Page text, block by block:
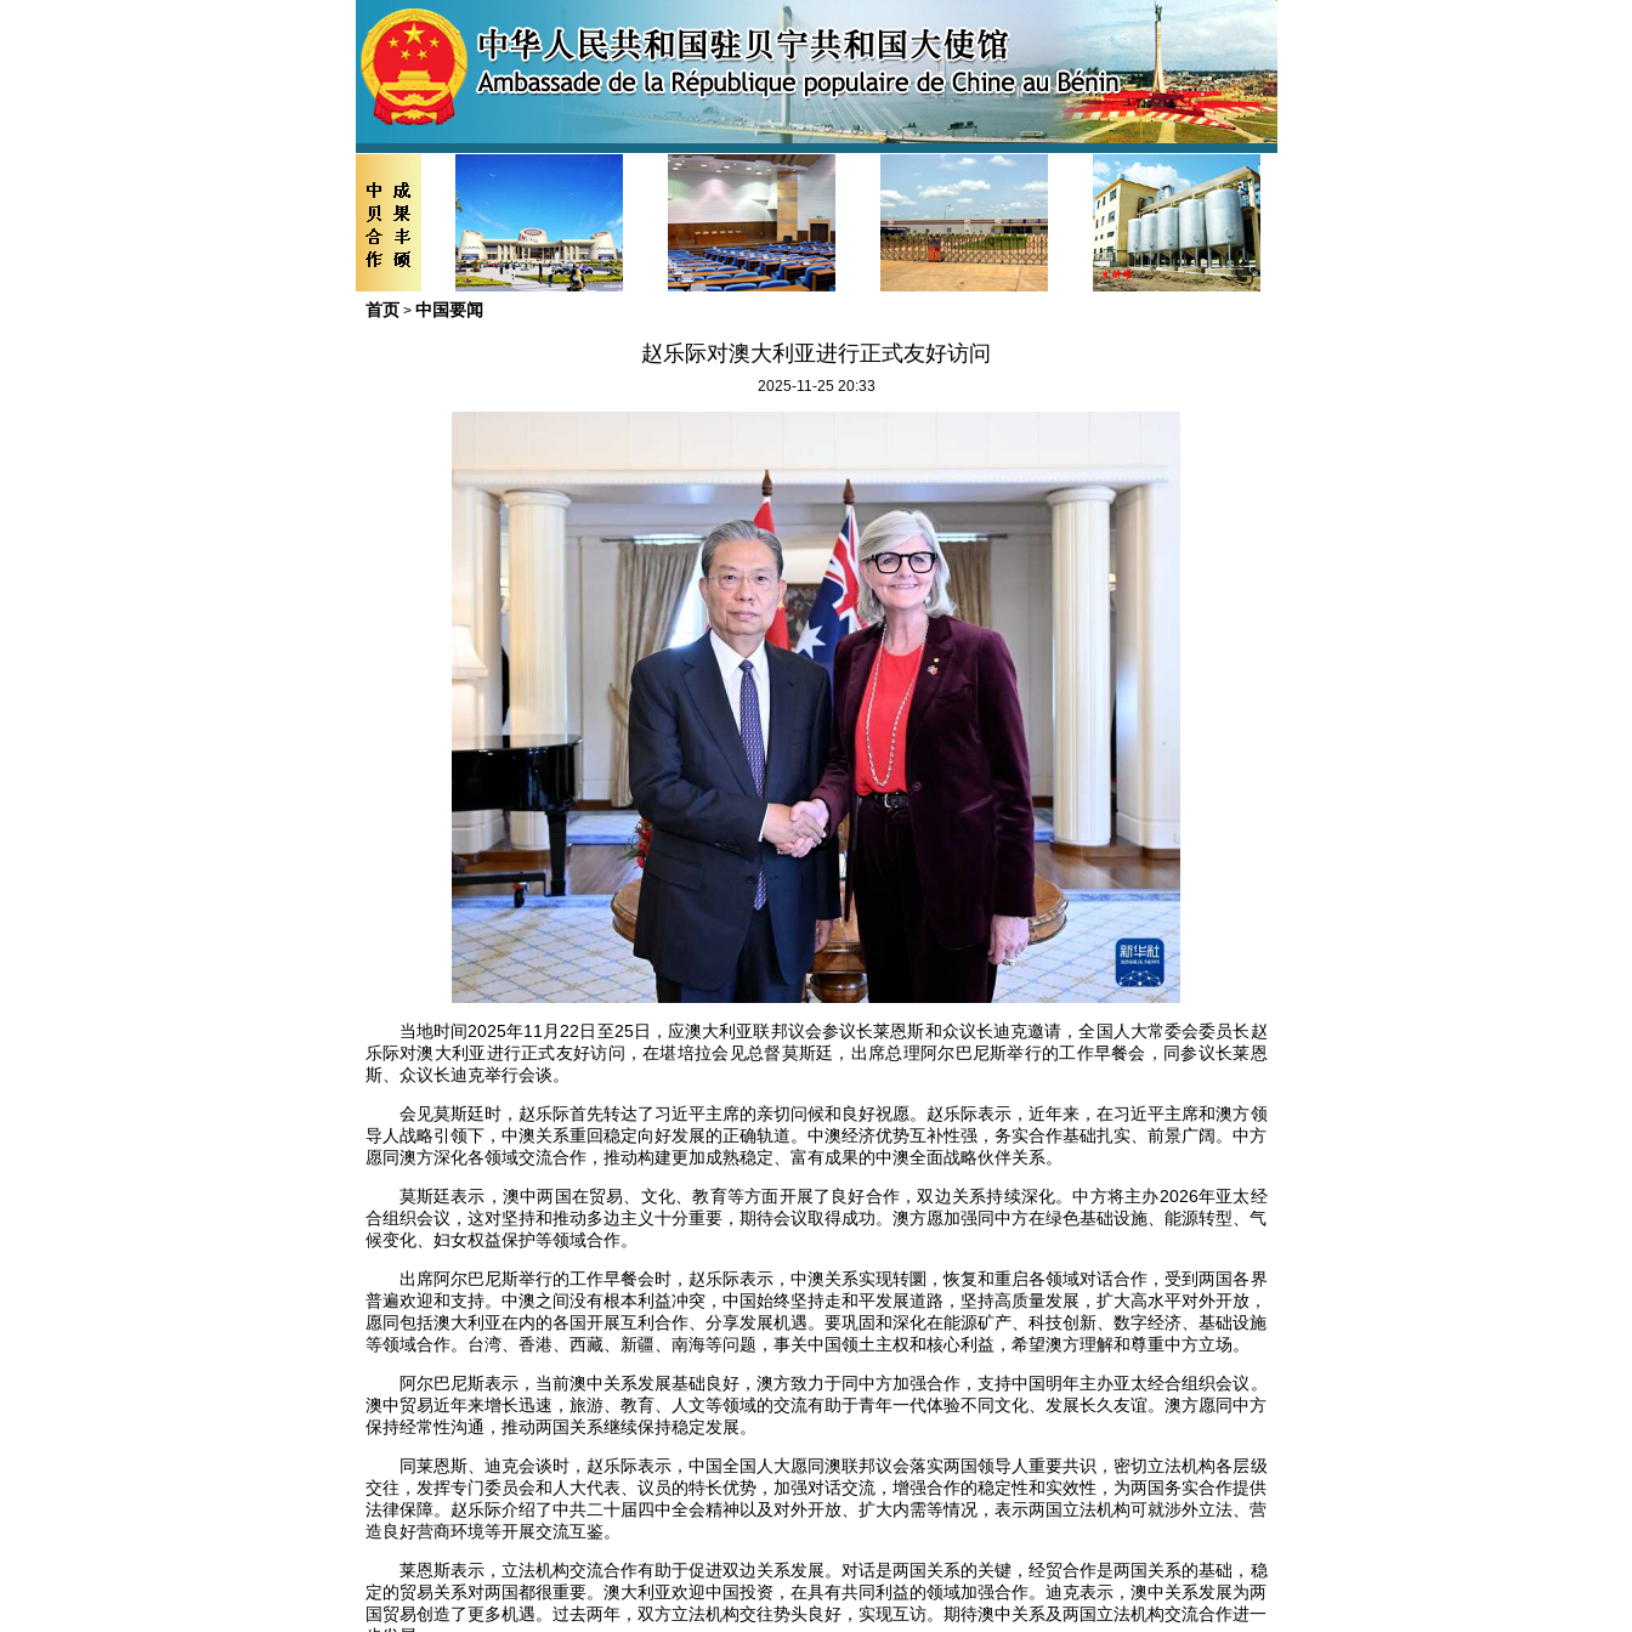
首页 > 中国要闻
赵乐际对澳大利亚进行正式友好访问
2025-11-25 20:33
当地时间2025年11月22日至25日，应澳大利亚联邦议会参议长莱恩斯和众议长迪克邀请，全国人大常委会委员长赵
乐际对澳大利亚进行正式友好访问，在堪培拉会见总督莫斯廷，出席总理阿尔巴尼斯举行的工作早餐会，同参议长莱恩
斯、众议长迪克举行会谈。
会见莫斯廷时，赵乐际首先转达了习近平主席的亲切问候和良好祝愿。赵乐际表示，近年来，在习近平主席和澳方领
导人战略引领下，中澳关系重回稳定向好发展的正确轨道。中澳经济优势互补性强，务实合作基础扎实、前景广阔。中方
愿同澳方深化各领域交流合作，推动构建更加成熟稳定、富有成果的中澳全面战略伙伴关系。
莫斯廷表示，澳中两国在贸易、文化、教育等方面开展了良好合作，双边关系持续深化。中方将主办2026年亚太经
合组织会议，这对坚持和推动多边主义十分重要，期待会议取得成功。澳方愿加强同中方在绿色基础设施、能源转型、气
候变化、妇女权益保护等领域合作。
出席阿尔巴尼斯举行的工作早餐会时，赵乐际表示，中澳关系实现转圜，恢复和重启各领域对话合作，受到两国各界
普遍欢迎和支持。中澳之间没有根本利益冲突，中国始终坚持走和平发展道路，坚持高质量发展，扩大高水平对外开放，
愿同包括澳大利亚在内的各国开展互利合作、分享发展机遇。要巩固和深化在能源矿产、科技创新、数字经济、基础设施
等领域合作。台湾、香港、西藏、新疆、南海等问题，事关中国领土主权和核心利益，希望澳方理解和尊重中方立场。
阿尔巴尼斯表示，当前澳中关系发展基础良好，澳方致力于同中方加强合作，支持中国明年主办亚太经合组织会议。
澳中贸易近年来增长迅速，旅游、教育、人文等领域的交流有助于青年一代体验不同文化、发展长久友谊。澳方愿同中方
保持经常性沟通，推动两国关系继续保持稳定发展。
同莱恩斯、迪克会谈时，赵乐际表示，中国全国人大愿同澳联邦议会落实两国领导人重要共识，密切立法机构各层级
交往，发挥专门委员会和人大代表、议员的特长优势，加强对话交流，增强合作的稳定性和实效性，为两国务实合作提供
法律保障。赵乐际介绍了中共二十届四中全会精神以及对外开放、扩大内需等情况，表示两国立法机构可就涉外立法、营
造良好营商环境等开展交流互鉴。
莱恩斯表示，立法机构交流合作有助于促进双边关系发展。对话是两国关系的关键，经贸合作是两国关系的基础，稳
定的贸易关系对两国都很重要。澳大利亚欢迎中国投资，在具有共同利益的领域加强合作。迪克表示，澳中关系发展为两
国贸易创造了更多机遇。过去两年，双方立法机构交往势头良好，实现互访。期待澳中关系及两国立法机构交流合作进一